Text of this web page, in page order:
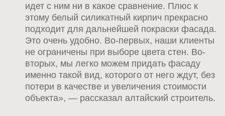
идет с ним ни в какое сравнение. Плюс к
этому белый силикатный кирпич прекрасно
подходит для дальнейшей покраски фасада.
Это очень удобно. Во-первых, наши клиенты
не ограничены при выборе цвета стен. Во-
вторых, мы легко можем придать фасаду
именно такой вид, которого от него ждут, без
потери в качестве и увеличения стоимости
объекта», — рассказал алтайский строитель.